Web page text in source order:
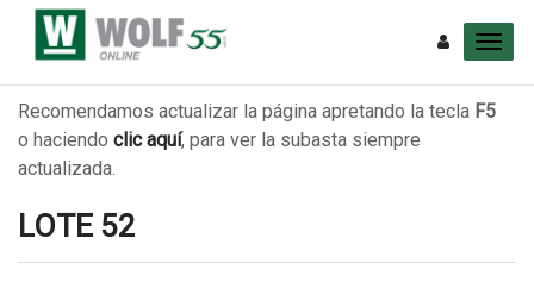
Recomendamos actualizar la página apretando la tecla F5
o haciendo clic aquí, para ver la subasta siempre
actualizada.
LOTE 52